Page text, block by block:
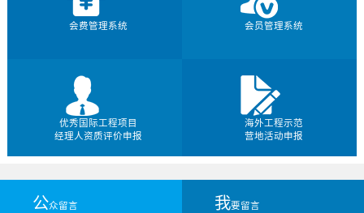
会费管理系统 会员管理系统
优秀国际工程项目
经理人资质评价申报
海外工程示范
营地活动申报
公众留言 我要留言